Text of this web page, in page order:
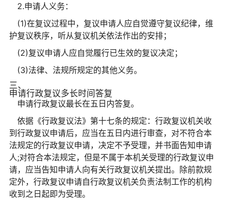
2.申请人义务：
(1)在复议过程中，复议申请人应自觉遵守复议纪律，维
护复议秩序，听从复议机关依法作出的安排；
(2)复议申请人应自觉履行已生效的复议决定；
(3)法律、法规所规定的其他义务。
三、
申请行政复议多长时间答复
申请行政复议最长在五日内答复。
依据《行政复议法》第十七条的规定：行政复议机关收
到行政复议申请后，应当在五日内进行审查，对不符合本
法规定的行政复议申请，决定不予受理，并书面告知申请
人;对符合本法规定，但是不属于本机关受理的行政复议申
请，应当告知申请人向有关行政复议机关提出。除前款规
定外，行政复议申请自行政复议机关负责法制工作的机构
收到之日起即为受理。